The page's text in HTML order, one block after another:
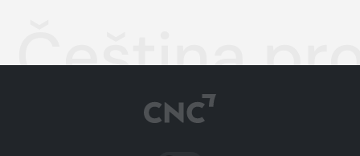
Čeština